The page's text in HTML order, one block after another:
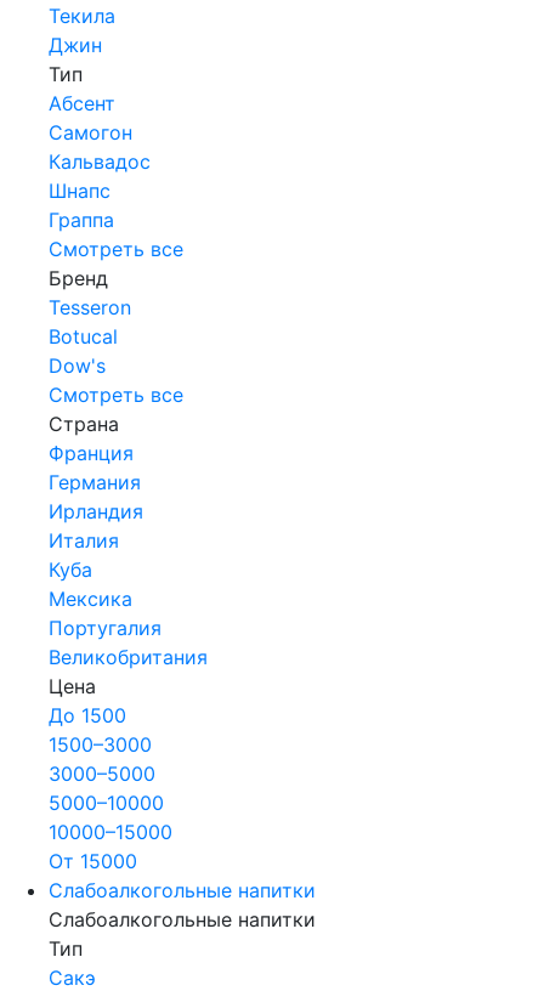
Текила
Джин
Тип
Абсент
Самогон
Кальвадос
Шнапс
Граппа
Смотреть все
Бренд
Tesseron
Botucal
Dow's
Смотреть все
Страна
Франция
Германия
Ирландия
Италия
Куба
Мексика
Португалия
Великобритания
Цена
До 1500
1500–3000
3000–5000
5000–10000
10000–15000
От 15000
Слабоалкогольные напитки
Слабоалкогольные напитки
Тип
Сакэ